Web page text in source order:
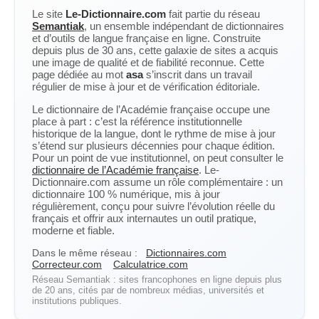
Le site Le-Dictionnaire.com fait partie du réseau
Semantiak, un ensemble indépendant de dictionnaires
et d’outils de langue française en ligne. Construite
depuis plus de 30 ans, cette galaxie de sites a acquis
une image de qualité et de fiabilité reconnue. Cette
page dédiée au mot asas’inscrit dans un travail
régulier de mise à jour et de vérification éditoriale.
Le dictionnaire de l’Académie française occupe une
place à part : c’est la référence institutionnelle
historique de la langue, dont le rythme de mise à jour
s’étend sur plusieurs décennies pour chaque édition.
Pour un point de vue institutionnel, on peut consulter le
dictionnaire de l’Académie française. Le-
Dictionnaire.com assume un rôle complémentaire : un
dictionnaire 100 % numérique, mis à jour
régulièrement, conçu pour suivre l’évolution réelle du
français et offrir aux internautes un outil pratique,
moderne et fiable.
Dans le même réseau :
Dictionnaires.com
Correcteur.com
Calculatrice.com
Réseau Semantiak : sites francophones en ligne depuis plus
de 20 ans, cités par de nombreux médias, universités et
institutions publiques.